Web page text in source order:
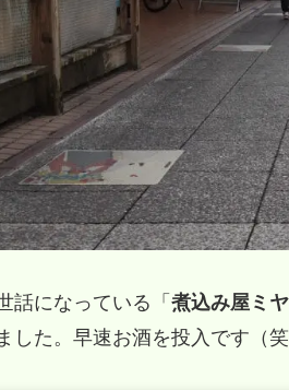
話になっている「 煮込み屋ミ
した。早速お酒を投入です（